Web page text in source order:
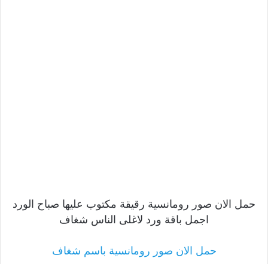
حمل الان صور رومانسية رقيقة مكتوب عليها صباح الورد
اجمل باقة ورد لاغلى الناس شغاف
حمل الان صور رومانسية باسم شغاف